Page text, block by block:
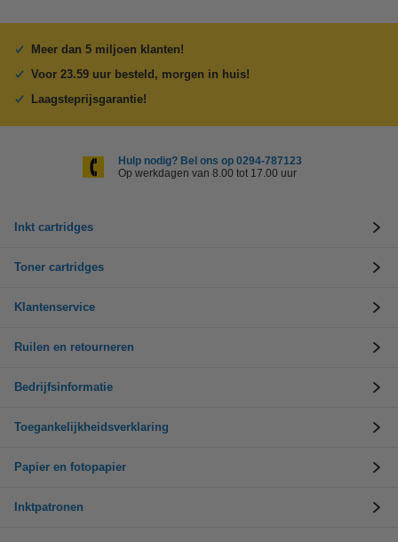
Meer dan 5 miljoen klanten!
Voor 23.59 uur besteld, morgen in huis!
Laagsteprijsgarantie!
Hulp nodig? Bel ons op 0294-787123
Op werkdagen van 8.00 tot 17.00 uur
Inkt cartridges
Toner cartridges
Klantenservice
Ruilen en retourneren
Bedrijfsinformatie
Toegankelijkheidsverklaring
Papier en fotopapier
Inktpatronen